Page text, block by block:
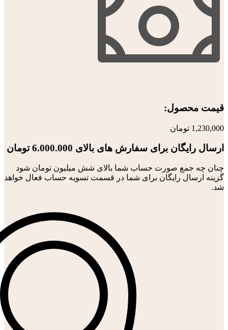
قیمت محصول:​
1,230,000 تومان
ارسال رایگان برای سفارش های بالای 6.000.000 تومان
چنان چه جمع صورت حساب شما بالای شش میلیون تومان شود
گزینه ارسال رایگان برای شما در قسمت تسویه حساب فعال خواهد
شد.